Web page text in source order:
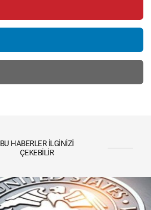
BU HABERLER İLGINIZI
ÇEKEBILIR